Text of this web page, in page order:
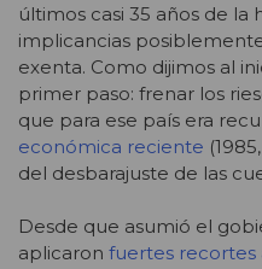
últimos casi 35 años de la
implicancias
exenta. Como dijimos al
primer paso: frenar los
que para ese país era
económica reciente
del desbarajuste de las
Desde que asumió el
aplicaron fuertes recortes